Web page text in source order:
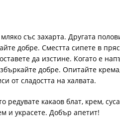
със захарта. Другата
добре. Сместта сипете в
да изстине. Когато е
добре. Опитайте
от сладостта на халвата.
редувате какаов блат, крем,
и украсете. Добър апетит!